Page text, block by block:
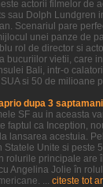
actorii filmelor de
sau Dolph
Scenariul pare
unei panze de
rol de director si
bucuriilor vietii, care
Bali, intr-o
si 50 de milioane
dupa 3
SF au in aceasta
faptul ca Inception,
lansarea acestuia.
Statele Unite si peste
rolurile principale are
Angelina Jolie în
... citeste tot